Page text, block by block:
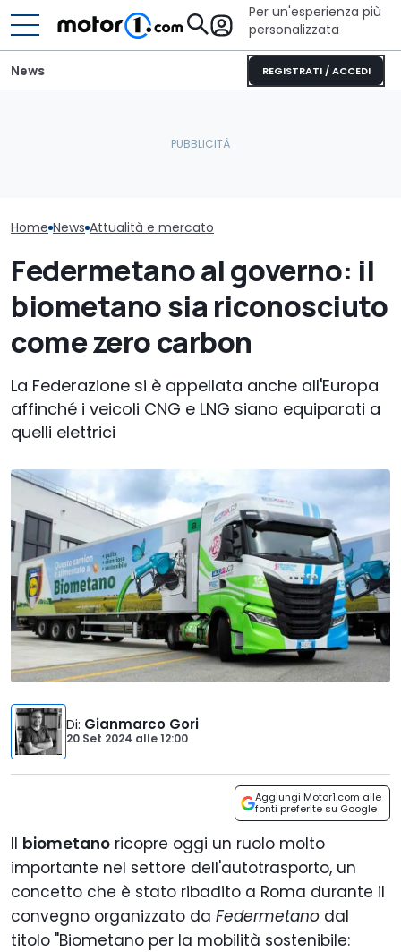
Per un'esperienza più
personalizzata
REGISTRATI / ACCEDI
News
Home News Attualità e mercato
Federmetano al governo: il
biometano sia riconosciuto
come zero carbon
La Federazione si è appellata anche all'Europa
affinché i veicoli CNG e LNG siano equiparati a
quelli elettrici
Di: Gianmarco Gori
20 Set 2024 alle12:00
Aggiungi Motor1.com alle
fonti preferite su Google
Il biometano ricopre oggi un ruolo molto
importante nel settore dell'autotrasporto, un
concetto che è stato ribadito a Roma durante il
convegno organizzato da Federmetano dal
titolo "Biometano per la mobilità sostenibile: